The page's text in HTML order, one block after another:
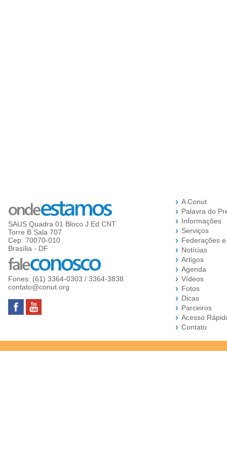
SAUS Quadra 01 Bloco J Ed CNT
Torre B Sala 707
Cep: 70070-010
Brasília - DF
Fones: (61) 3364-0303 / 3364-3838
contato@conut.org
A Conut
Palavra do
Informações
Serviços
Federações
Notícias
Artigos
Agenda
Vídeos
Fotos
Dicas
Parceiros
Acesso
Contato